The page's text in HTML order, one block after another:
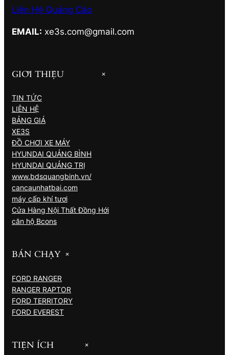
Liên Hệ Quảng Cáo
EMAIL: xe3s.com@gmail.com
GIỚI THIỆU +
TIN TỨC
LIÊN HỆ
BẢNG GIÁ
XE3S
ĐỒ CHƠI XE MÁY
HYUNDAI QUẢNG BÌNH
HYUNDAI QUẢNG TRỊ
www.bdsquangbinh.vn/
cancaunhatbai.com
máy cấp khí tươi
Cửa Hàng Nội Thất Đồng Hới
căn hộ Bcons
BÁN CHẠY +
FORD RANGER
RANGER RAPTOR
FORD TERRITORY
FORD EVEREST
TIỆN ÍCH +